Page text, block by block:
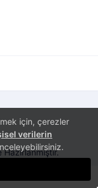
için, çerezler
verilerin